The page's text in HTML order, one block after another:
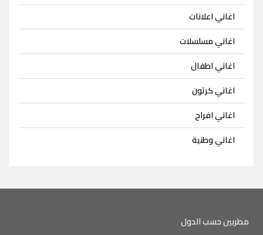
اغاني اعلانات
اغاني مسلسلات
اغاني اطفال
اغاني كرتون
اغاني افراح
اغاني وطنية
مطربين حسب الدول